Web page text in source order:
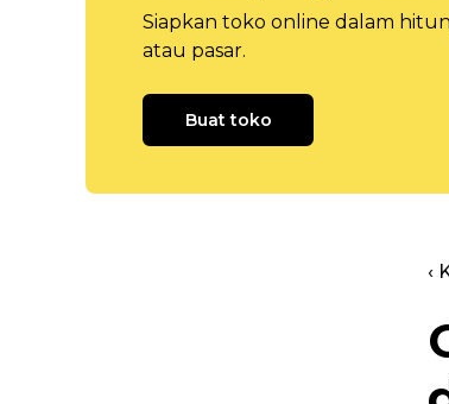
Siapkan toko online dalam
atau pasar.
Buat toko
‹